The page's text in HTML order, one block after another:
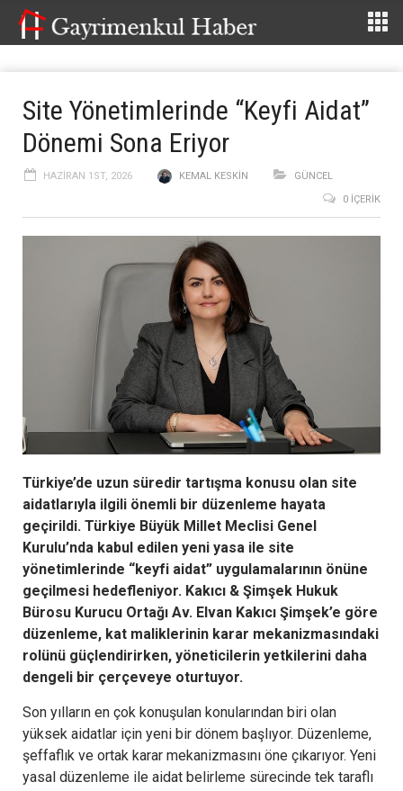
Site Yönetimlerinde “Keyfi Aidat”
Dönemi Sona Eriyor
HAZIRAN 1ST, 2026 KEMAL KESKIN
GÜNCEL
0 İÇERIK
Türkiye’de uzun süredir tartışma konusu olan site
aidatlarıyla ilgili önemli bir düzenleme hayata
geçirildi. Türkiye Büyük Millet Meclisi Genel
Kurulu’nda kabul edilen yeni yasa ile site
yönetimlerinde “keyfi aidat” uygulamalarının önüne
geçilmesi hedefleniyor. Kakıcı & Şimşek Hukuk
Bürosu Kurucu Ortağı Av. Elvan Kakıcı Şimşek’e göre
düzenleme, kat maliklerinin karar mekanizmasındaki
rolünü güçlendirirken, yöneticilerin yetkilerini daha
dengeli bir çerçeveye oturtuyor.
Son yılların en çok konuşulan konularından biri olan
yüksek aidatlar için yeni bir dönem başlıyor. Düzenleme,
şeffaflık ve ortak karar mekanizmasını öne çıkarıyor. Yeni
yasal düzenleme ile aidat belirleme sürecinde tek taraflı